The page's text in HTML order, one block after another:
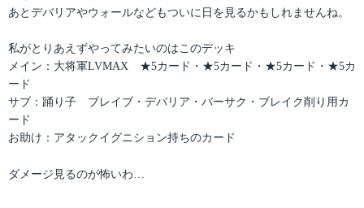
あとデバリアやウォールなどもついに日を見るかもしれませんね。
私がとりあえずやってみたいのはこのデッキ
メイン：大将軍LVMAX ★5カード・★5カード・★5カード・★5カ
ード
サブ：踊り子 ブレイブ・デバリア・バーサク・ブレイク削り用カ
ード
お助け：アタックイグニション持ちのカード
ダメージ見るのが怖いわ…